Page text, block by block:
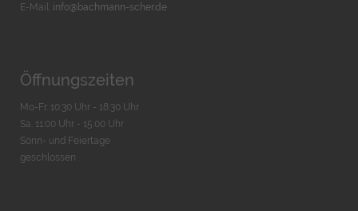
E-Mail: info@bachmann-scher.de
Öffnungszeiten
Mo-Fr. 10:30 Uhr - 18:30 Uhr
Sa. 11:00 Uhr - 15.00 Uhr
Sonn- und Feiertage
geschlossen